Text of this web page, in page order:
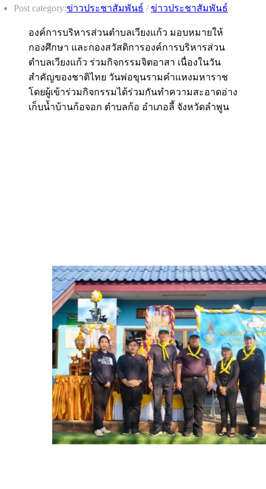
Post category:ข่าวประชาสัมพันธ์ / ข่าวประชาสัมพันธ์
องค์การบริหารส่วนตำบลเวียงแก้ว มอบหมายให้
กองศึกษา และกองสวัสดิการองค์การบริหารส่วน
ตำบลเวียงแก้ว ร่วมกิจกรรมจิตอาสา เนื่องในวัน
สำคัญของชาติไทย วันพ่อขุนรามคำแหงมหาราช
โดยผู้เข้าร่วมกิจกรรมได้ร่วมกันทำความสะอาดอ่าง
เก็บน้ำบ้านก้อจอก ตำบลก้อ อำเภอลี้ จังหวัดลำพูน